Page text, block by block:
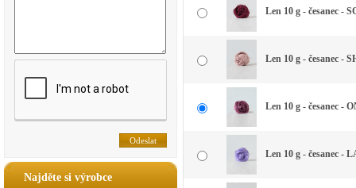
Najděte si výrobce
Len 10 g - česanec -
Len 10 g - česanec -
Len 10 g - česanec -
Len 10 g - česanec -